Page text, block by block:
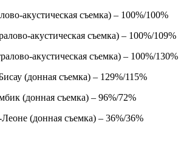
акустическая съемка) – 100%/100%
акустическая съемка) – 100%/109%
акустическая съемка) – 100%/130%
(донная съемка) – 129%/115%
(донная съемка) – 96%/72%
(донная съемка) – 36%/36%